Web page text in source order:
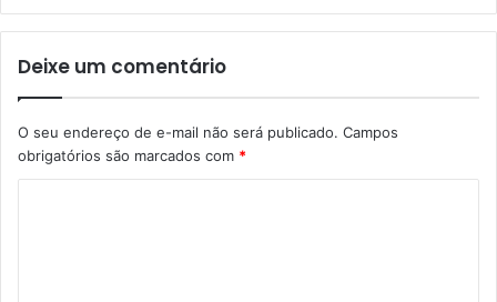
Deixe um comentário
O seu endereço de e-mail não será publicado. Campos
obrigatórios são marcados com *